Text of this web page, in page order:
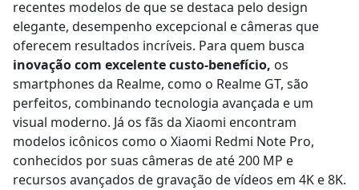
recentes modelos de que se destaca pelo design
elegante, desempenho excepcional e câmeras que
oferecem resultados incríveis. Para quem busca
inovação com excelente custo-benefício, os
smartphones da Realme, como o Realme GT, são
perfeitos, combinando tecnologia avançada e um
visual moderno. Já os fãs da Xiaomi encontram
modelos icônicos como o Xiaomi Redmi Note Pro,
conhecidos por suas câmeras de até 200 MP e
recursos avançados de gravação de vídeos em 4K e 8K.